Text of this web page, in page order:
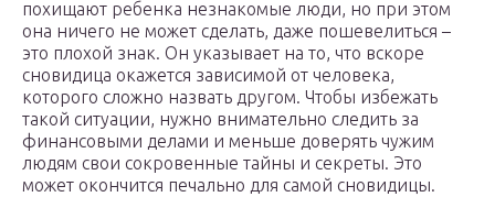
похищают ребенка незнакомые люди, но при этом
она ничего не может сделать, даже пошевелиться –
это плохой знак. Он указывает на то, что вскоре
сновидица окажется зависимой от человека,
которого сложно назвать другом. Чтобы избежать
такой ситуации, нужно внимательно следить за
финансовыми делами и меньше доверять чужим
людям свои сокровенные тайны и секреты. Это
может окончится печально для самой сновидицы.